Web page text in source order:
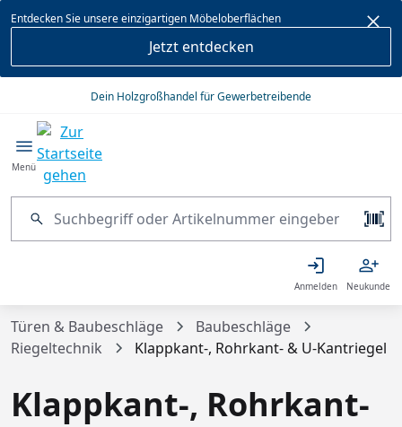
springen
Entdecken Sie unsere einzigartigen Möbeloberflächen
Jetzt entdecken
Dein Holzgroßhandel für Gewerbetreibende
Menü
Anmelden Neukunde
Türen & Baubeschläge
Baubeschläge
Riegeltechnik
Klappkant-, Rohrkant- & U-Kantriegel
Klappkant-, Rohrkant-